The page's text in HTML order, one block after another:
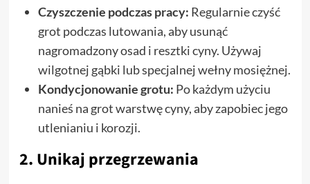
Czyszczenie podczas pracy: Regularnie czyść
grot podczas lutowania, aby usunąć
nagromadzony osad i resztki cyny. Używaj
wilgotnej gąbki lub specjalnej wełny mosiężnej.
Kondycjonowanie grotu: Po każdym użyciu
nanieś na grot warstwę cyny, aby zapobiec jego
utlenianiu i korozji.
2. Unikaj przegrzewania